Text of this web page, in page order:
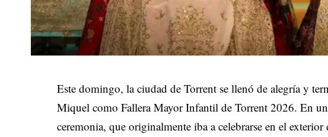
Este domingo, la ciudad de Torrent se llenó de alegría y
Miquel como Fallera Mayor Infantil de Torrent 2026. En
ceremonia, que originalmente iba a celebrarse en el